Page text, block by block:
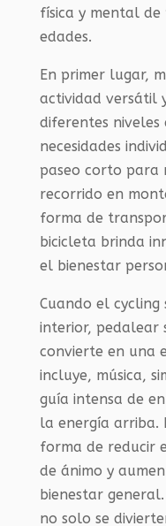
física y mental de
edades.
En primer lugar,
actividad versátil
diferentes niveles
necesidades
paseo corto para
recorrido en
forma de
bicicleta brinda
el bienestar
Cuando el
interior, pedalear
convierte en una
incluye, música,
guía intensa de
la energía arriba.
forma de reducir
de ánimo y
bienestar
no solo se